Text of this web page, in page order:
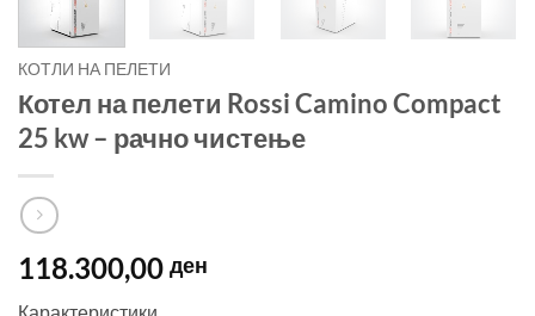
КОТЛИ НА ПЕЛЕТИ
Котел на пелети Rossi Camino Compact
25 kw – рачно чистење
118.300,00 ден